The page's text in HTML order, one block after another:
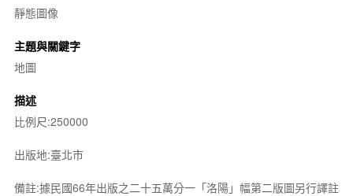
靜態圖像
主題與關鍵字
地圖
描述
比例尺:250000
出版地:臺北市
備註:據民國66年出版之二十五萬分一「洛陽」幅第二版圖另行譯註